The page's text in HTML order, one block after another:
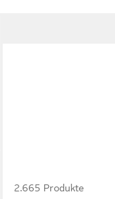
2.665 Produkte